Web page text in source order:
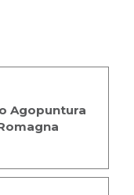
Agopuntura